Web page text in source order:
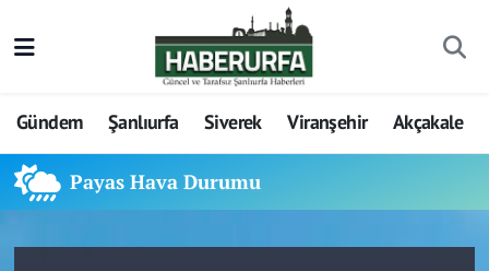
Gündem Şanlıurfa Siverek Viranşehir Akçakale
Payas Hava Durumu